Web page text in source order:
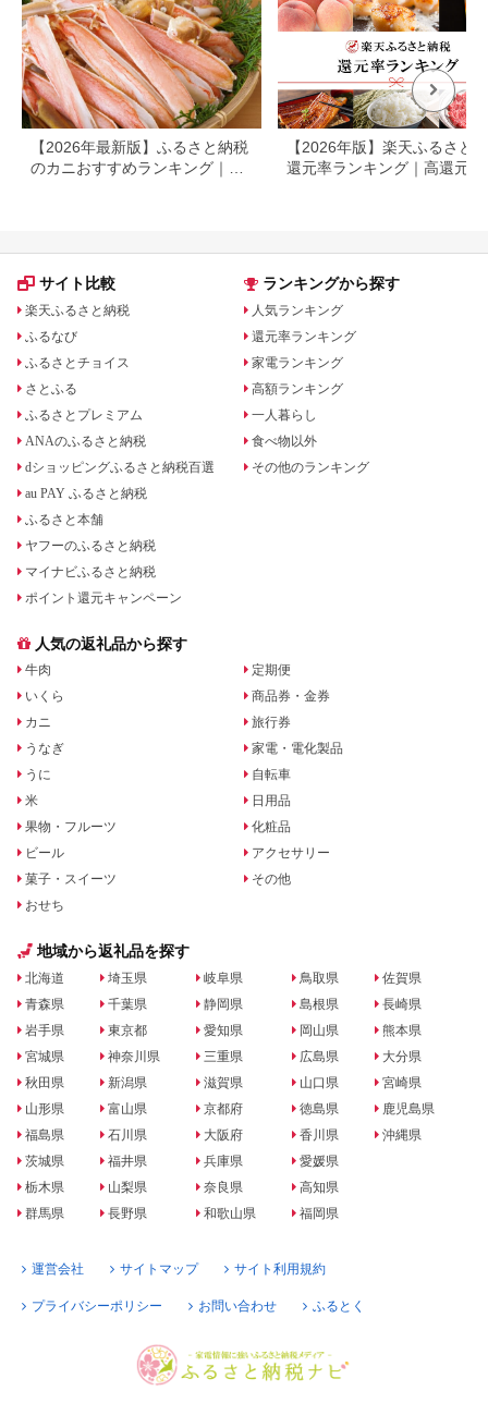
【2026年最新版】ふるさと納税
のカニおすすめランキング｜還
【2026年版】楽天ふるさと
還元率ランキング｜高還元率
サイト比較
楽天ふるさと納税
ふるなび
ふるさとチョイス
さとふる
ふるさとプレミアム
ANAのふるさと納税
dショッピングふるさと納税百選
au PAY ふるさと納税
ふるさと本舗
ヤフーのふるさと納税
マイナビふるさと納税
ポイント還元キャンペーン
ランキングから探す
人気ランキング
還元率ランキング
家電ランキング
高額ランキング
一人暮らし
食べ物以外
その他のランキング
人気の返礼品から探す
牛肉
いくら
カニ
うなぎ
うに
米
果物・フルーツ
ビール
菓子・スイーツ
おせち
定期便
商品券・金券
旅行券
家電・電化製品
自転車
日用品
化粧品
アクセサリー
その他
地域から返礼品を探す
北海道
青森県
岩手県
宮城県
秋田県
山形県
福島県
茨城県
栃木県
群馬県
埼玉県
千葉県
東京都
神奈川県
新潟県
富山県
石川県
福井県
山梨県
長野県
岐阜県
静岡県
愛知県
三重県
滋賀県
京都府
大阪府
兵庫県
奈良県
和歌山県
鳥取県
島根県
岡山県
広島県
山口県
徳島県
香川県
愛媛県
高知県
福岡県
佐賀県
長崎県
熊本県
大分県
宮崎県
鹿児島県
沖縄県
運営会社 サイトマップ サイト利用規約
プライバシーポリシー お問い合わせ ふるとく